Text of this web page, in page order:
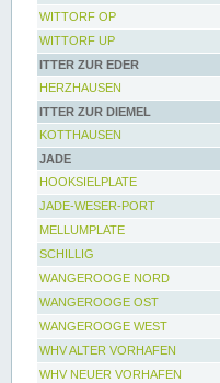
WITTORF OP
WITTORF UP
ITTER ZUR EDER
HERZHAUSEN
ITTER ZUR DIEMEL
KOTTHAUSEN
JADE
HOOKSIELPLATE
JADE-WESER-PORT
MELLUMPLATE
SCHILLIG
WANGEROOGE NORD
WANGEROOGE OST
WANGEROOGE WEST
WHV ALTER VORHAFEN
WHV NEUER VORHAFEN